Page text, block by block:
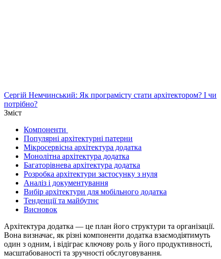
Сергій Немчинський: Як програмісту стати архітектором? І чи
потрібно?
Зміст
Компоненти
Популярні архітектурні патерни
Мікросервісна архітектура додатка
Монолітна архітектура додатка
Багаторівнева архітектура додатка
Розробка архітектури застосунку з нуля
Аналіз і документування
Вибір архітектури для мобільного додатка
Тенденції та майбутнє
Висновок
Архітектура додатка — це план його структури та організації.
Вона визначає, як різні компоненти додатка взаємодіятимуть
один з одним, і відіграє ключову роль у його продуктивності,
масштабованості та зручності обслуговування.